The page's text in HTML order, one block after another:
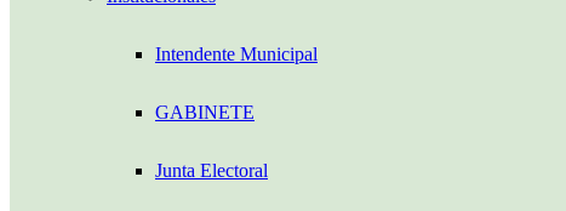
Intendente Municipal
GABINETE
Junta Electoral